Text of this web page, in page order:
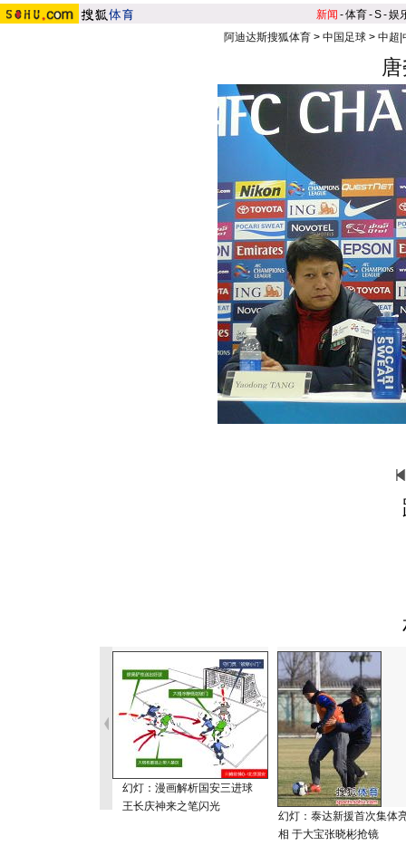
新闻 -体育-S-娱
阿迪达斯搜狐体育 > 中国足球 > 中超|
幻灯：漫画解析国安三进球
王长庆神来之笔闪光
幻灯：泰达新援首次集体
相 于大宝张晓彬抢镜